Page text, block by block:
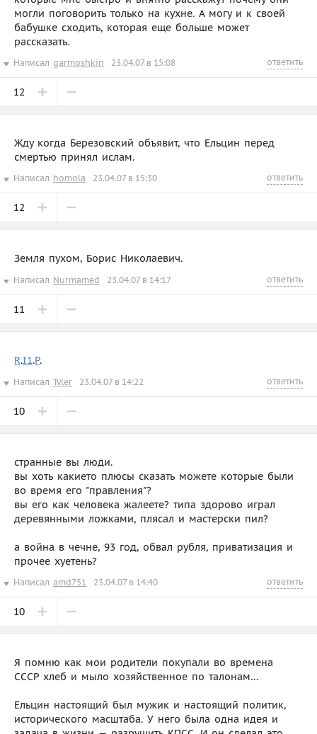
могли поговорить только на кухне. А могу и к своей
бабушке сходить, которая еще больше может
рассказать.
Написал garmoshkin 23.04.07 в 15:08 ответить
12
Жду когда Березовский объявит, что Ельцин перед
смертью принял ислам.
Написал homola 23.04.07 в 15:30 ответить
12
Земля пухом, Борис Николаевич.
Написал Nurmamed 23.04.07 в 14:17 ответить
11
R.I1.P.
Написал Tyler 23.04.07 в 14:22 ответить
10
странные вы люди.
вы хоть какието плюсы сказать можете которые были
во время его "правления"?
вы его как человека жалеете? типа здорово играл
деревянными ложками, плясал и мастерски пил?
а война в чечне, 93 год, обвал рубля, приватизация и
прочее хуетень?
Написал amd751 23.04.07 в 14:40 ответить
10
Я помню как мои родители покупали во времена
СССР хлеб и мыло хозяйственное по талонам…
Ельцин настоящий был мужик и настоящий политик,
исторического масштаба. У него была одна идея и